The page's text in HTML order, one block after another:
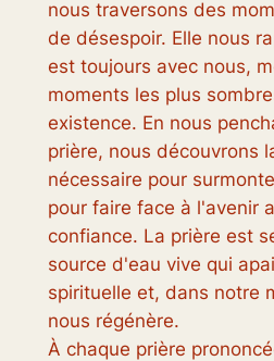
nous traversons des
de désespoir. Elle nous
est toujours avec nous,
moments les plus
existence. En nous
prière, nous découvrons
nécessaire pour
pour faire face à l'avenir
confiance. La prière est
source d'eau vive qui
spirituelle et, dans notre
nous régénère.
À chaque prière